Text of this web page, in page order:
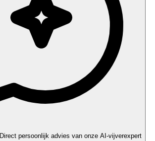
Direct persoonlijk advies van onze AI-vijverexpert